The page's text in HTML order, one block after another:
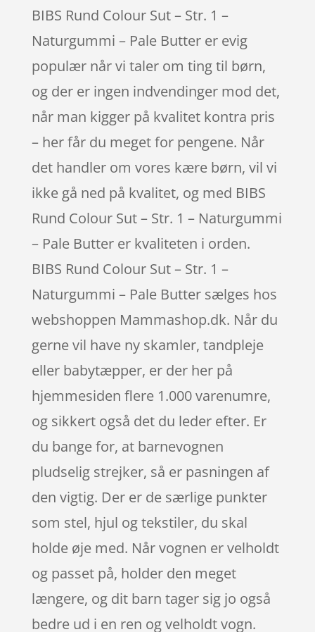
BIBS Rund Colour Sut – Str. 1 –
Naturgummi – Pale Butter er evig
populær når vi taler om ting til børn,
og der er ingen indvendinger mod det,
når man kigger på kvalitet kontra pris
– her får du meget for pengene. Når
det handler om vores kære børn, vil vi
ikke gå ned på kvalitet, og med BIBS
Rund Colour Sut – Str. 1 – Naturgummi
– Pale Butter er kvaliteten i orden.
BIBS Rund Colour Sut – Str. 1 –
Naturgummi – Pale Butter sælges hos
webshoppen Mammashop.dk. Når du
gerne vil have ny skamler, tandpleje
eller babytæpper, er der her på
hjemmesiden flere 1.000 varenumre,
og sikkert også det du leder efter. Er
du bange for, at barnevognen
pludselig strejker, så er pasningen af
den vigtig. Der er de særlige punkter
som stel, hjul og tekstiler, du skal
holde øje med. Når vognen er velholdt
og passet på, holder den meget
længere, og dit barn tager sig jo også
bedre ud i en ren og velholdt vogn.